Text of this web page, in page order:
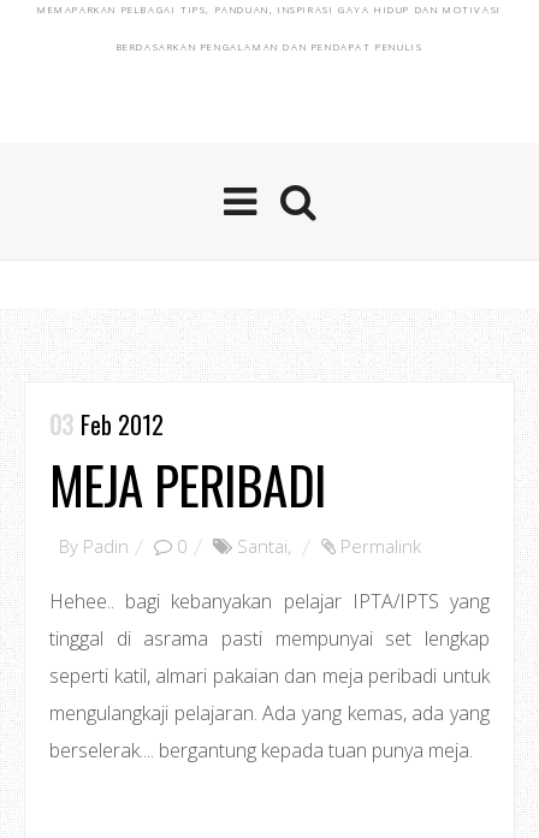
MEMAPARKAN PELBAGAI TIPS, PANDUAN, INSPIRASI GAYA HIDUP DAN MOTIVASI
BERDASARKAN PENGALAMAN DAN PENDAPAT PENULIS
03 Feb 2012
MEJA PERIBADI
By Padin 0 Santai, Permalink
Hehee.. bagi kebanyakan pelajar IPTA/IPTS yang
tinggal di asrama pasti mempunyai set lengkap
seperti katil, almari pakaian dan meja peribadi untuk
mengulangkaji pelajaran. Ada yang kemas, ada yang
berselerak.... bergantung kepada tuan punya meja.